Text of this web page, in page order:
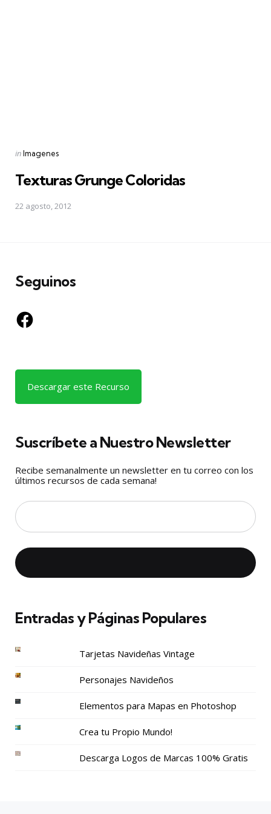
Posted
inImagenes
Texturas Grunge Coloridas
22 agosto, 2012
Seguinos
Facebook
Descargar este Recurso
Suscríbete a Nuestro Newsletter
Recibe semanalmente un newsletter en tu correo con los
últimos recursos de cada semana!
Entradas y Páginas Populares
Tarjetas Navideñas Vintage
Personajes Navideños
Elementos para Mapas en Photoshop
Crea tu Propio Mundo!
Descarga Logos de Marcas 100% Gratis